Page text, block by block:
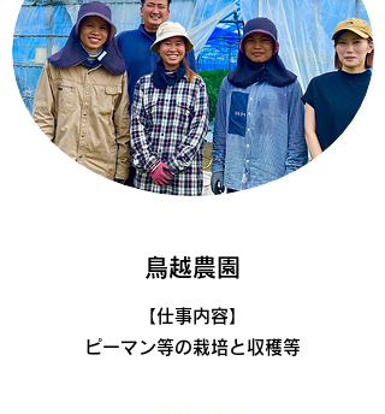
鳥越農園
​【仕事内容】
ピーマン等の栽培と収穫等